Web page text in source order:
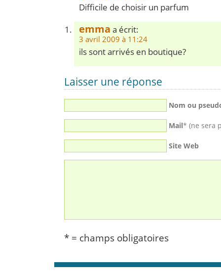
Difficile de choisir un parfum
emma a écrit:
3 avril 2009 à 11:24
ils sont arrivés en boutique?
Laisser une réponse
Nom ou
Mail* (ne sera
Site Web
* = champs obligatoires